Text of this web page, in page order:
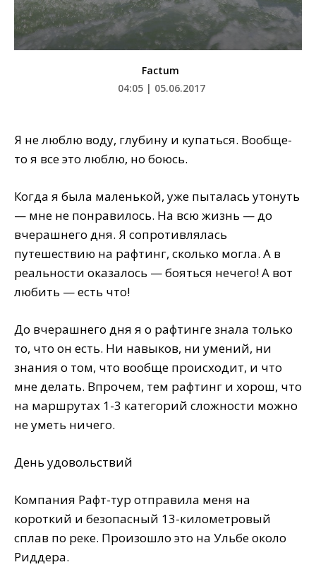
Factum
04:05 | 05.06.2017
Я не люблю воду, глубину и купаться. Вообще-
то я все это люблю, но боюсь.
Когда я была маленькой, уже пыталась утонуть
— мне не понравилось. На всю жизнь — до
вчерашнего дня. Я сопротивлялась
путешествию на рафтинг, сколько могла. А в
реальности оказалось — бояться нечего! А вот
любить — есть что!
До вчерашнего дня я о рафтинге знала только
то, что он есть. Ни навыков, ни умений, ни
знания о том, что вообще происходит, и что
мне делать. Впрочем, тем рафтинг и хорош, что
на маршрутах 1-3 категорий сложности можно
не уметь ничего.
День удовольствий
Компания Рафт-тур отправила меня на
короткий и безопасный 13-километровый
сплав по реке. Произошло это на Ульбе около
Риддера.